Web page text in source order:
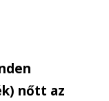
nőtt az